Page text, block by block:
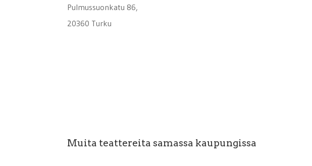
Pulmussuonkatu 86,
20360 Turku
Muita teattereita samassa kaupungissa